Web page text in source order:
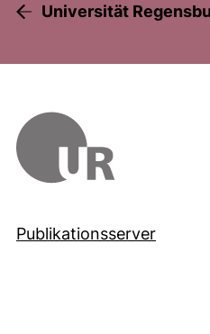
Universität
Publikationsserver